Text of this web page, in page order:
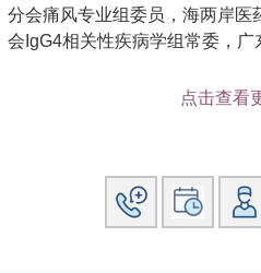
分会痛风专业组委员，海两岸医
会IgG4相关性疾病学组常委，
女医师协会风湿病学分会副主委
核心期刊发表论著50余篇，第
篇。作为副主编或编委参与多部
主要研究者参与超过20项系统
点击查看